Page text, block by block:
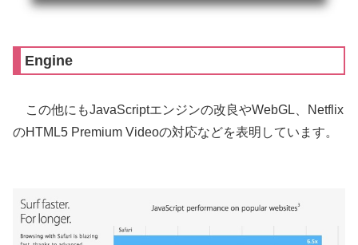
Engine
この他にもJavaScriptエンジンの改良やWebGL、Netflix
のHTML5 Premium Videoの対応などを表明しています。